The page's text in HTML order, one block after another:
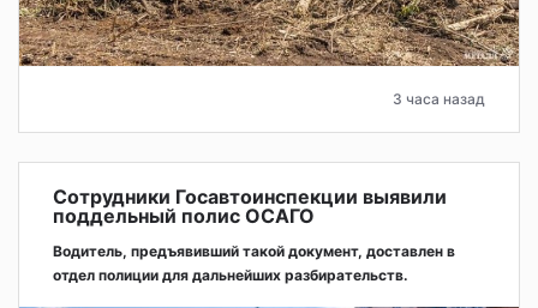
3 часа назад
Сотрудники Госавтоинспекции выявили
поддельный полис ОСАГО
Водитель, предъявивший такой документ, доставлен в
отдел полиции для дальнейших разбирательств.